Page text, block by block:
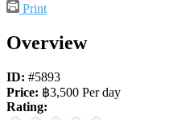
Print
Overview
ID: #5893
Price: ฿3,500 Per day
Rating: